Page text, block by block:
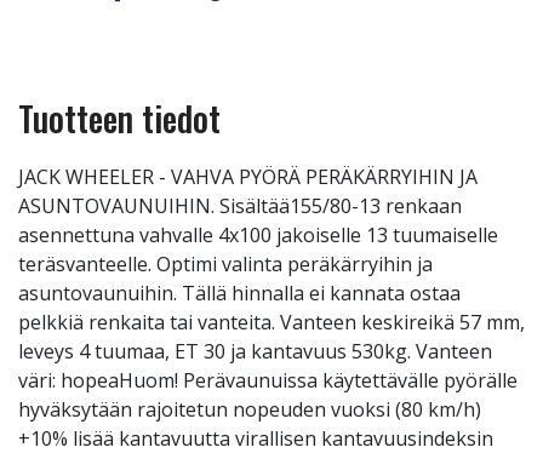
Tuotteen tiedot
JACK WHEELER - VAHVA PYÖRÄ PERÄKÄRRYIHIN JA
ASUNTOVAUNUIHIN. Sisältää155/80-13 renkaan
asennettuna vahvalle 4x100 jakoiselle 13 tuumaiselle
teräsvanteelle. Optimi valinta peräkärryihin ja
asuntovaunuihin. Tällä hinnalla ei kannata ostaa
pelkkiä renkaita tai vanteita. Vanteen keskireikä 57 mm,
leveys 4 tuumaa, ET 30 ja kantavuus 530kg. Vanteen
väri: hopeaHuom! Perävaunuissa käytettävälle pyörälle
hyväksytään rajoitetun nopeuden vuoksi (80 km/h)
+10% lisää kantavuutta virallisen kantavuusindeksin